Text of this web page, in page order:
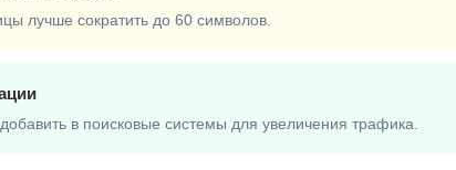
лучше сократить до 60 символов.
в поисковые системы для увеличения трафика.